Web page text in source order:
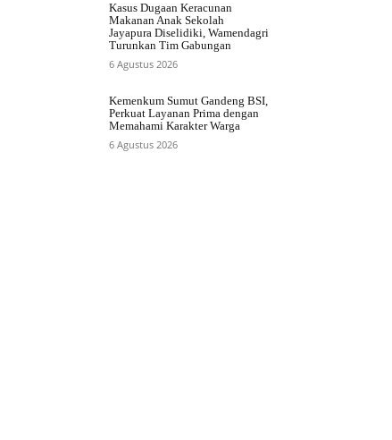
Kasus Dugaan Keracunan
Makanan Anak Sekolah
Jayapura Diselidiki, Wamendagri
Turunkan Tim Gabungan
6 Agustus 2026
Kemenkum Sumut Gandeng BSI,
Perkuat Layanan Prima dengan
Memahami Karakter Warga
6 Agustus 2026